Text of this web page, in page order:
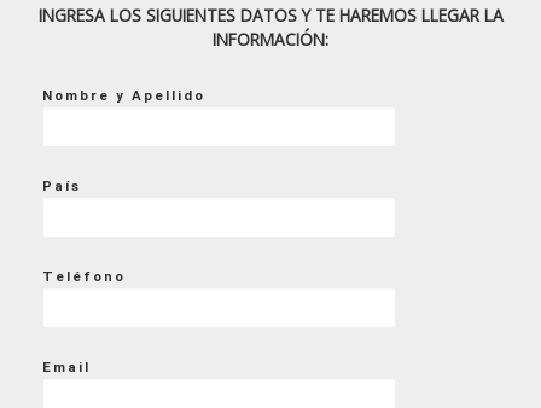
online y presencial.
ingresar en la universidad española
personalizada
Nuestros costos son
INGRESA LOS SIGUIENTES DATOS Y TE HAREMOS LLEGAR LA
INFORMACIÓN:
Nombre y Apellido
País
Teléfono
Email